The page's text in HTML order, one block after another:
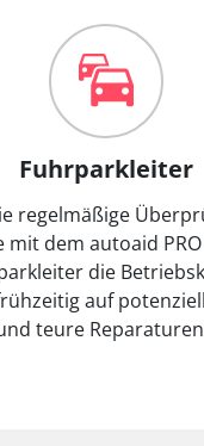
Fuhrparkleiter
regelmäßige
mit dem autoaid
die
auf
teure